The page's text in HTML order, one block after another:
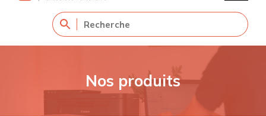
Nos produits